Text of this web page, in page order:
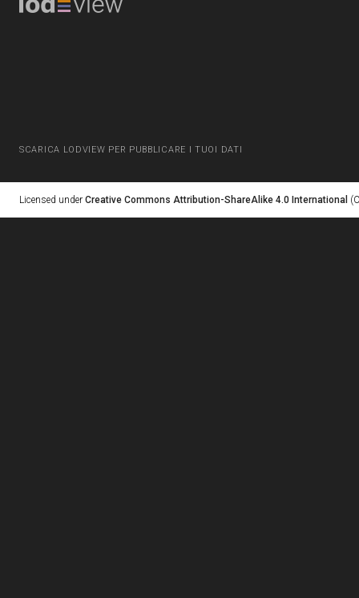
SCARICA LODVIEW PER PUBBLICARE I TUOI DATI
Licensed under Creative Commons Attribution-ShareAlike 4.0 International